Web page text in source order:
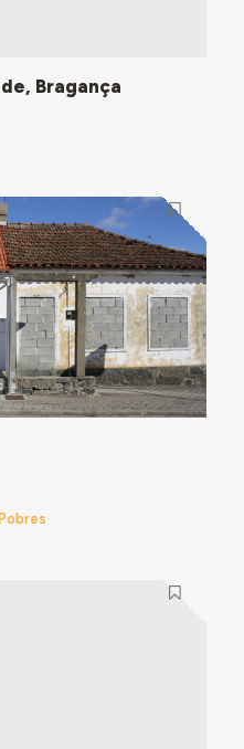
Bragança